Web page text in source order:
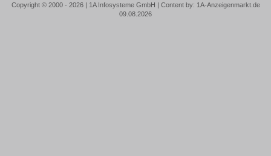
Copyright © 2000 - 2026 | 1A Infosysteme GmbH | Content by: 1A-Anzeigenmarkt.de
09.08.2026